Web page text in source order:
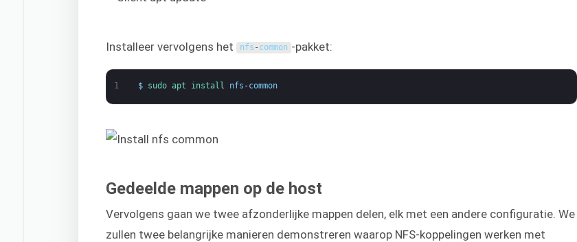
Installeer vervolgens het nfs - common -pakket:
1 $ sudo apt install nfs -common
Gedeelde mappen op de host
Vervolgens gaan we twee afzonderlijke mappen delen, elk met een andere configuratie. We
zullen twee belangrijke manieren demonstreren waarop NFS-koppelingen werken met